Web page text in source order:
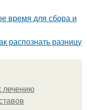
время для сбора и
распознать разницу
лечению